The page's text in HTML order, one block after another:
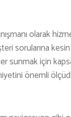
olarak
sorularına
sunmak için
önemli